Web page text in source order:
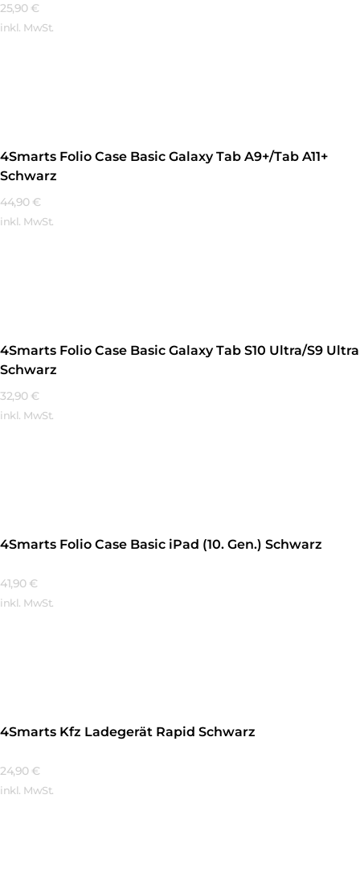
25,90 €
inkl. MwSt.
4Smarts Folio Case Basic Galaxy Tab A9+/Tab A11+
Schwarz
44,90 €
inkl. MwSt.
4Smarts Folio Case Basic Galaxy Tab S10 Ultra/S9 Ultra
Schwarz
32,90 €
inkl. MwSt.
4Smarts Folio Case Basic iPad (10. Gen.) Schwarz
41,90 €
inkl. MwSt.
4Smarts Kfz Ladegerät Rapid Schwarz
24,90 €
inkl. MwSt.